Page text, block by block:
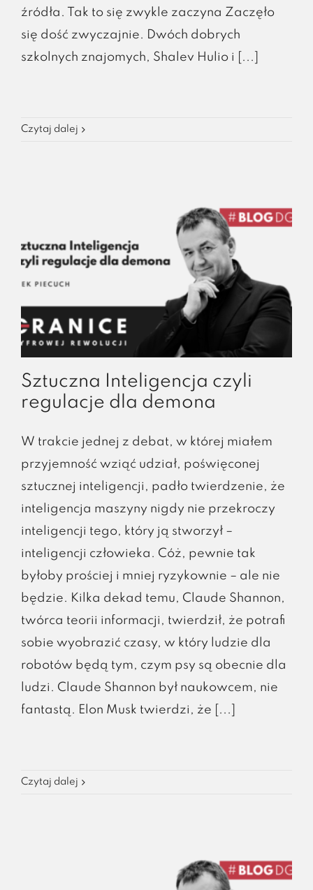
źródła. Tak to się zwykle zaczyna Zaczęło
się dość zwyczajnie. Dwóch dobrych
szkolnych znajomych, Shalev Hulio i [...]
Czytaj dalej
Sztuczna Inteligencja czyli
regulacje dla demona
W trakcie jednej z debat, w której miałem
przyjemność wziąć udział, poświęconej
sztucznej inteligencji, padło twierdzenie, że
inteligencja maszyny nigdy nie przekroczy
inteligencji tego, który ją stworzył –
inteligencji człowieka. Cóż, pewnie tak
byłoby prościej i mniej ryzykownie – ale nie
będzie. Kilka dekad temu, Claude Shannon,
twórca teorii informacji, twierdził, że potrafi
sobie wyobrazić czasy, w który ludzie dla
robotów będą tym, czym psy są obecnie dla
ludzi. Claude Shannon był naukowcem, nie
fantastą. Elon Musk twierdzi, że [...]
Czytaj dalej